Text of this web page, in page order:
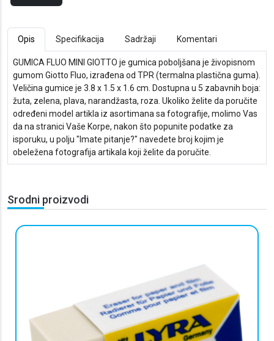
Opis Specifikacija Sadržaji Komentari
GUMICA FLUO MINI GIOTTO je gumica poboljšana je živopisnom
gumom Giotto Fluo, izrađena od TPR (termalna plastična guma).
Veličina gumice je 3.8 x 1.5 x 1.6 cm. Dostupna u 5 zabavnih boja:
žuta, zelena, plava, narandžasta, roza. Ukoliko želite da poručite
određeni model artikla iz asortimana sa fotografije, molimo Vas
da na stranici Vaše Korpe, nakon što popunite podatke za
isporuku, u polju "Imate pitanje?" navedete broj kojim je
obeležena fotografija artikala koji želite da poručite.
Srodni proizvodi